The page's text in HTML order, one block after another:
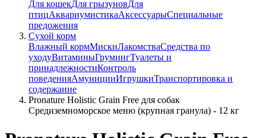
Для кошекДля грызуновДля
птицАквариумистикаАксессуарыСпециальные
предожения
Сухой корм
Влажный кормМискиЛакомстваСредства по
уходуВитаминыГрумингТуалеты и
принадлежностиКонтроль
поведенияАмуницииИгрушкиТранспортировка и
содержание
Pronature Holistic Grain Free для собак
Средиземноморское меню (крупная гранула) - 12 кг